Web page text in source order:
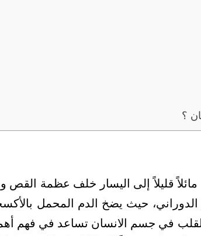
؟
قليلاً إلى اليسار خلف عظمة القص
حيث يضخ الدم المحمل
في جسم الانسان تساعد في فهم